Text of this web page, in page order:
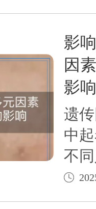
家
儿
影
因
影响
遗
中
不
导
活